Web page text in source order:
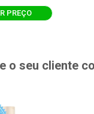
PREÇO
o seu cliente